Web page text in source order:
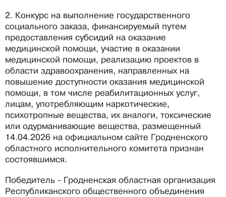
2. Конкурс на выполнение государственного
социального заказа, финансируемый путем
предоставления субсидий на оказание
медицинской помощи, участие в оказании
медицинской помощи, реализацию проектов в
области здравоохранения, направленных на
повышение доступности оказания медицинской
помощи, в том числе реабилитационных услуг,
лицам, употребляющим наркотические,
психотропные вещества, их аналоги, токсические
или одурманивающие вещества, размещенный
14.04.2026 на официальном сайте Гродненского
областного исполнительного комитета признан
состоявшимся.
Победитель - Гродненская областная организация
Республиканского общественного объединения